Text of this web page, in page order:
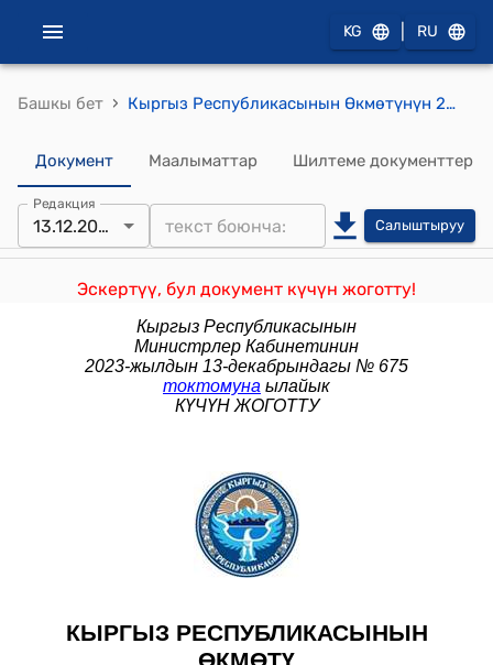
KG RU
Башкы бет › Кыргыз Республикасынын Өкмөтүнүн 2018-жылдын 5-январындагы № 5 "Кыргыз Республикасынын өзгөчө статусу бар айрым чек ара аймактарынын коопсуздугун камсыздоо жана социалдык-экономикалык жактан өнүктүрүү боюнча мамлекеттик программанын экинчи этабын ишке ашыруу боюнча чаралар жөнүндө" токтому
Документ Маалыматтар Шилтеме документтер
Редакция
13.12.2023 Салыштыруу
Эскертүү, бул документ күчүн жоготту!